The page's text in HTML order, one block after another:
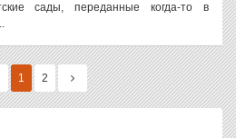
сады, переданные когда-то в
1 2